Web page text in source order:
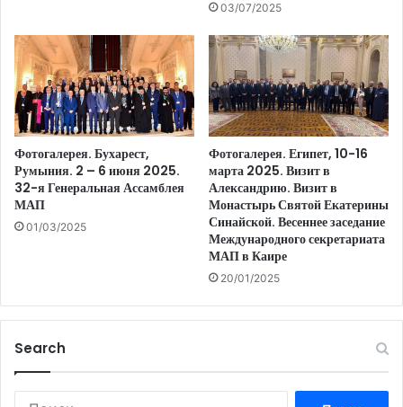
03/07/2025
Фотогалерея. Бухарест,
Румыния. 2 – 6 июня 2025.
32-я Генеральная Ассамблея
МАП
01/03/2025
Фотогалерея. Египет, 10-16
марта 2025. Визит в
Александрию. Визит в
Монастырь Святой Екатерины
Синайской. Весеннее заседание
Международного секретариата
МАП в Каире
20/01/2025
Search